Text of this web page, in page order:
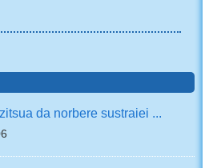
da norbere sustraiei ...